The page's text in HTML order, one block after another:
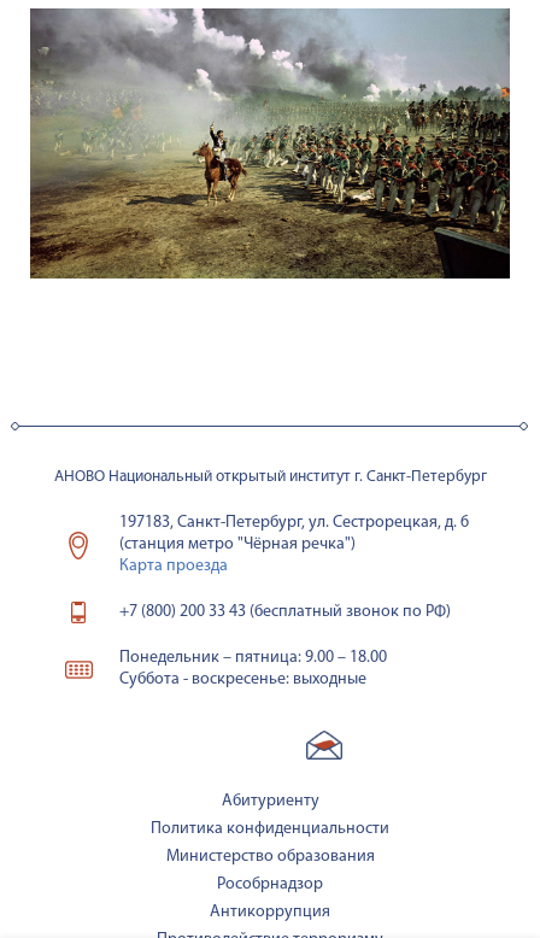
АНОВО Национальный открытый институт г. Санкт-Петербург
197183, Санкт-Петербург, ул. Сестрорецкая, д. 6
(станция метро "Чёрная речка")
Карта проезда
+7 (800) 200 33 43 (бесплатный звонок по РФ)
Понедельник – пятница: 9.00 – 18.00
Суббота - воскресенье: выходные
Абитуриенту
Политика конфиденциальности
Министерство образования
Рособрнадзор
Антикоррупция